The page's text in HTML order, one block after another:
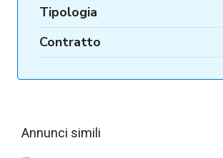
Tipologia
Contratto
Annunci simili